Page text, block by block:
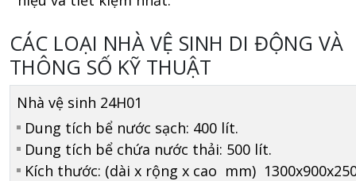
CÁC LOẠI NHÀ VỆ SINH DI ĐỘNG VÀ
THÔNG SỐ KỸ THUẬT
Nhà vệ sinh 24H01
Dung tích bể nước sạch: 400 lít.
Dung tích bể chứa nước thải: 500 lít.
Kích thước: (dài x rộng x cao mm)